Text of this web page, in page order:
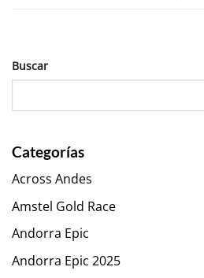
Buscar
Categorías
Across Andes
Amstel Gold Race
Andorra Epic
Andorra Epic 2025